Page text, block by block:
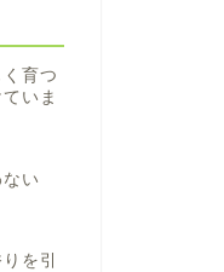
育つ
いま
い
を引